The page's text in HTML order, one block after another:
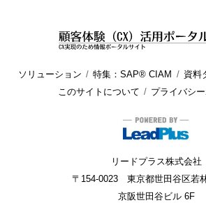
ソリューション 特集：SAP® CIAM 資料
このサイトについて
プライバシ
リードプラス株式会社
〒154-0023 東京都世田谷区若
京阪世田谷ビル 6F